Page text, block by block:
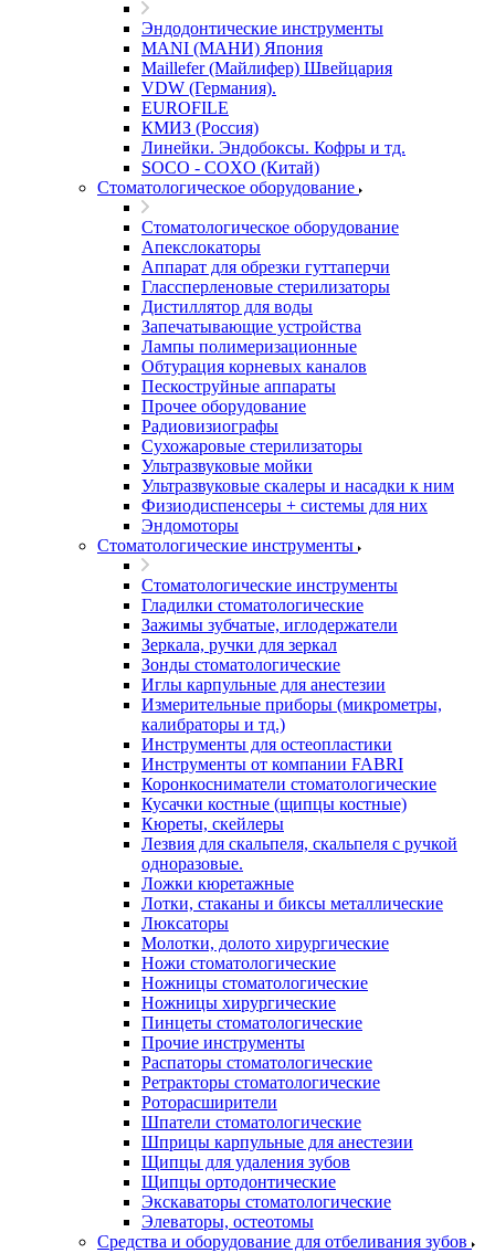
Эндодонтические инструменты
MANI (МАНИ) Япония
Maillefer (Майлифер) Швейцария
VDW (Германия).
EUROFILE
КМИЗ (Россия)
Линейки. Эндобоксы. Кофры и тд.
SOCO - COXO (Китай)
Стоматологическое оборудование
Стоматологическое оборудование
Апекслокаторы
Аппарат для обрезки гуттаперчи
Глассперленовые стерилизаторы
Дистиллятор для воды
Запечатывающие устройства
Лампы полимеризационные
Обтурация корневых каналов
Пескоструйные аппараты
Прочее оборудование
Радиовизиографы
Сухожаровые стерилизаторы
Ультразвуковые мойки
Ультразвуковые скалеры и насадки к ним
Физиодиспенсеры + системы для них
Эндомоторы
Стоматологические инструменты
Стоматологические инструменты
Гладилки стоматологические
Зажимы зубчатые, иглодержатели
Зеркала, ручки для зеркал
Зонды стоматологические
Иглы карпульные для анестезии
Измерительные приборы (микрометры,
калибраторы и тд.)
Инструменты для остеопластики
Инструменты от компании FABRI
Коронкосниматели стоматологические
Кусачки костные (щипцы костные)
Кюреты, скейлеры
Лезвия для скальпеля, скальпеля с ручкой
одноразовые.
Ложки кюретажные
Лотки, стаканы и биксы металлические
Люксаторы
Молотки, долото хирургические
Ножи стоматологические
Ножницы стоматологические
Ножницы хирургические
Пинцеты стоматологические
Прочие инструменты
Распаторы стоматологические
Ретракторы стоматологические
Роторасширители
Шпатели стоматологические
Шприцы карпульные для анестезии
Щипцы для удаления зубов
Щипцы ортодонтические
Экскаваторы стоматологические
Элеваторы, остеотомы
Средства и оборудование для отбеливания зубов